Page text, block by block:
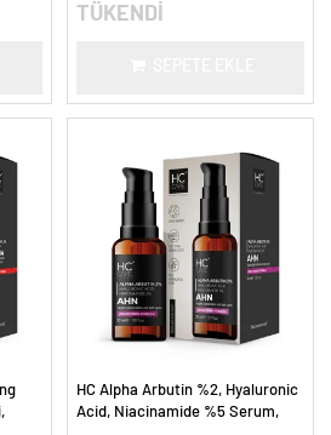
TÜKENDİ
HC Alpha Arbutin %2, Hyaluronic
Acid, Niacinamide %5 Serum,